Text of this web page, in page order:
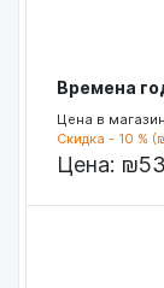
Времена
Цена в
Скидка - 10 %
Цена: ₪53